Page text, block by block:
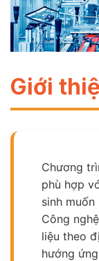
Giới
Chương
phù hợp
sinh muốn
Công
liệu theo
hướng ứng